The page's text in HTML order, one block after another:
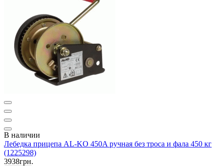
В наличии
Лебедка прицепа AL-KO 450A ручная без троса и фала 450 кг
(1225298)
3938грн.